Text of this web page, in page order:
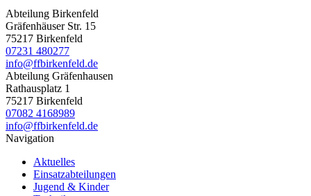
Abteilung Birkenfeld
Gräfenhäuser Str. 15
75217 Birkenfeld
07231 480277
info@ffbirkenfeld.de
Abteilung Gräfenhausen
Rathausplatz 1
75217 Birkenfeld
07082 4168989
info@ffbirkenfeld.de
Navigation
Aktuelles
Einsatzabteilungen
Jugend & Kinder